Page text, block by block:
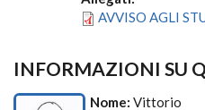
AVVISO AGLI
INFORMAZIONI SU
Nome: Vittorio